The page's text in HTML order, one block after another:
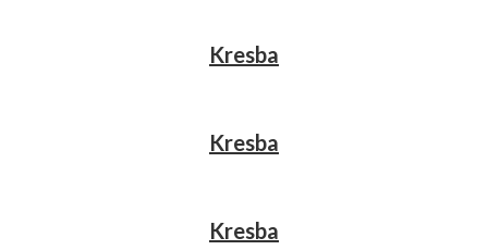
Kresba
Kresba
Kresba